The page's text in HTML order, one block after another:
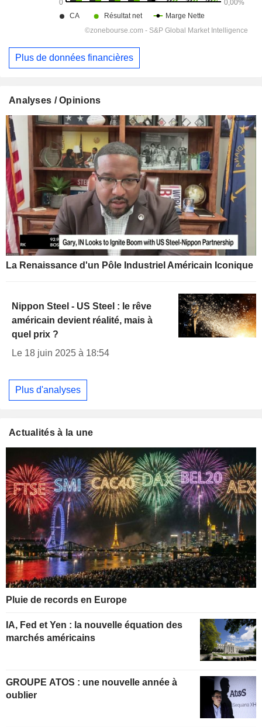
Plus de données financières
Analyses / Opinions
La Renaissance d'un Pôle Industriel Américain Iconique
Nippon Steel - US Steel : le rêve
américain devient réalité, mais à
quel prix ?
Le 18 juin 2025 à 18:54
Plus d'analyses
Actualités à la une
Pluie de records en Europe
IA, Fed et Yen : la nouvelle équation des
marchés américains
GROUPE ATOS : une nouvelle année à
oublier